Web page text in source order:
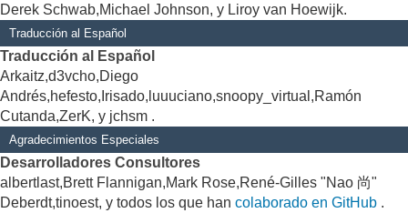
Derek Schwab,Michael Johnson, y Liroy van Hoewijk.
Traducción al Español
Traducción al Español
Arkaitz,d3vcho,Diego
Andrés,hefesto,Irisado,luuuciano,snoopy_virtual,Ramón
Cutanda,ZerK, y jchsm .
Agradecimientos Especiales
Desarrolladores Consultores
albertlast,Brett Flannigan,Mark Rose,René-Gilles "Nao 尚"
Deberdt,tinoest, y todos los que han colaborado en GitHub .